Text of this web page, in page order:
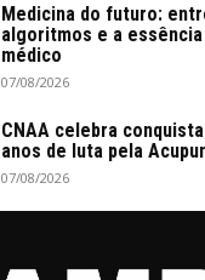
Medicina do futuro:
algoritmos e a
médico
07/08/2026
CNAA celebra
anos de luta pela
07/08/2026